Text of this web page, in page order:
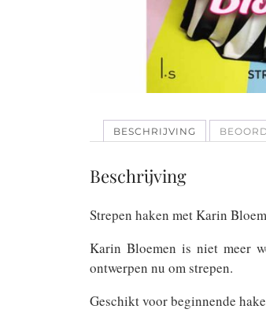
BESCHRIJVING
Beschrijving
Strepen haken met Karin
Karin Bloemen is niet meer
ontwerpen nu om strepen.
Geschikt voor beginnende